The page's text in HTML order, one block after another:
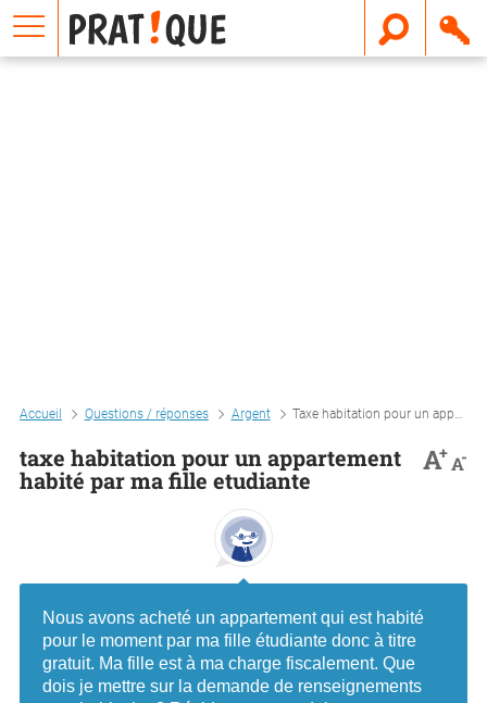
Accueil Questions / réponses Argent Taxe habitation pour un appartement habité par ma fille etudiante
taxe habitation pour un appartement
habité par ma fille etudiante
A+A-
Nous avons acheté un appartement qui est habité
pour le moment par ma fille étudiante donc à titre
gratuit. Ma fille est à ma charge fiscalement. Que
dois je mettre sur la demande de renseignements
E
m
a